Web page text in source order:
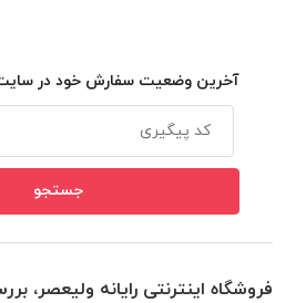
آخرین وضعیت سفارش خود در سایت
فروشگاه اینترنتی رایانه ولیعصر،